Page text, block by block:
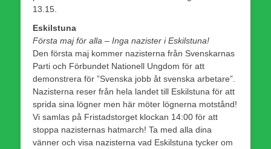
13.15.
Eskilstuna
Första maj för alla – Inga nazister i Eskilstuna!
Den första maj kommer nazisterna från Svenskarnas
Parti och Förbundet Nationell Ungdom för att
demonstrera för ”Svenska jobb åt svenska arbetare”.
Nazisterna reser från hela landet till Eskilstuna för att
sprida sina lögner men här möter lögnerna motstånd!
Vi samlas på Fristadstorget klockan 14:00 för att
stoppa nazisternas hatmarch! Ta med alla dina
vänner och visa nazisterna vad Eskilstuna tycker om